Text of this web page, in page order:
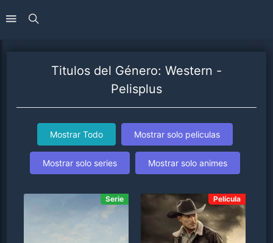
Titulos del Género: Western -
Pelisplus
Mostrar Todo Mostrar solo peliculas
Mostrar solo series Mostrar solo animes
Serie Película